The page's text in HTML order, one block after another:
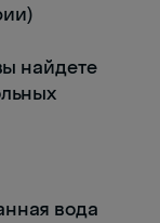
найдете
вода